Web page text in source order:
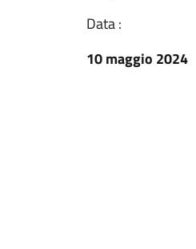
Data :
10 maggio 2024